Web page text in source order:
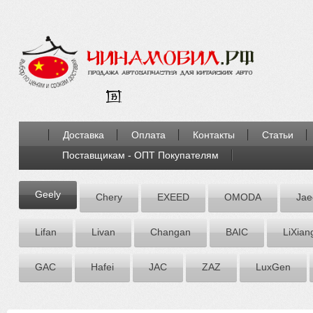
Доставка Оплата Контакты
Статьи
Поставщикам - ОПТ Покупателям
Geely Chery EXEED OMODA
Lifan Livan Chаngаn BAIC
GAC Hafei JAC ZАZ LuxGen